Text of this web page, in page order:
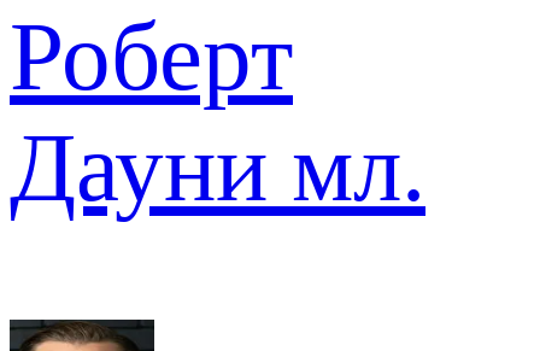
Роберт
Дауни мл.